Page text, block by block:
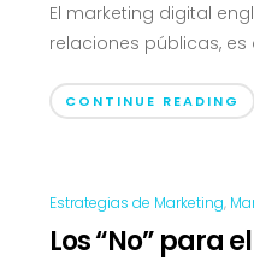
El marketing digital
relaciones públicas,
CONTINUE READING
Estrategias de Marketing,
Los “No” para